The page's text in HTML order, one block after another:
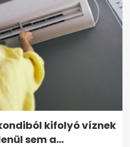
kifolyó víznek
sem a...